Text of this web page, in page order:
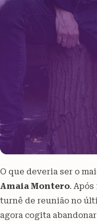
O que deveria ser o
Amaia Montero.
turnê de reunião no
agora cogita